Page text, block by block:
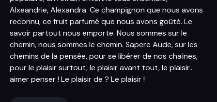
Alxeandrie, Alexandra. Ce champignon que nous avons
reconnu, ce fruit parfumé que nous avons goûté. Le
savoir partout nous emporte. Nous sommes sur le
chemin, nous sommes le chemin. Sapere Aude, sur les
chemins de la pensée, pour se libérer de nos chaînes,
pour le plaisir surtout, le plaisir avant tout, le plaisir...
aimer penser ! Le plaisir de ? Le plaisir !